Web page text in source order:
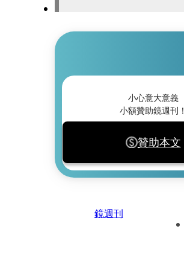
小心意大意義
小額贊助鏡週刊！
贊助本文
鏡週刊